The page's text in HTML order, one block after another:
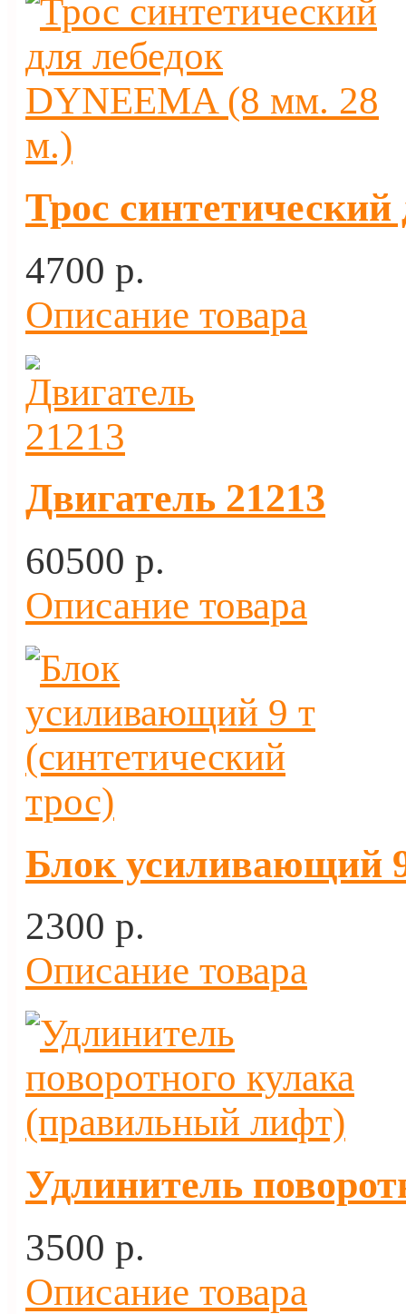
Трос
4700 p.
Описание товара
Двигатель 21213
60500 p.
Описание товара
Блок усиливающий
2300 p.
Описание товара
Удлинитель
3500 p.
Описание товара